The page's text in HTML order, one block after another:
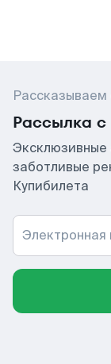
Рассказываем
Рассылка
Эксклюзивные
заботливые
Купибилета
Электронная